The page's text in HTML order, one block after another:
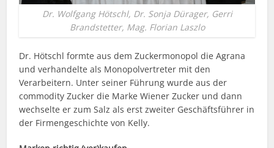
Dr. Wolfgang Hötschl, Dr. Sonja Dürager, Gerri
Brandstetter, Mag. Florian Laszlo
Dr. Hötschl formte aus dem Zuckermonopol die Agrana
und verhandelte als Monopolvertreter mit den
Verarbeitern. Unter seiner Führung wurde aus der
commodity Zucker die Marke Wiener Zucker und dann
wechselte er zum Salz als erst zweiter Geschäftsführer in
der Firmengeschichte von Kelly.